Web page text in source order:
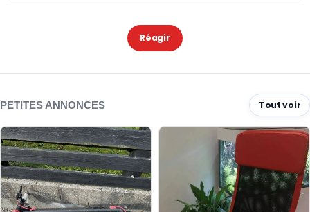
Réagir
PETITES ANNONCES Tout voir